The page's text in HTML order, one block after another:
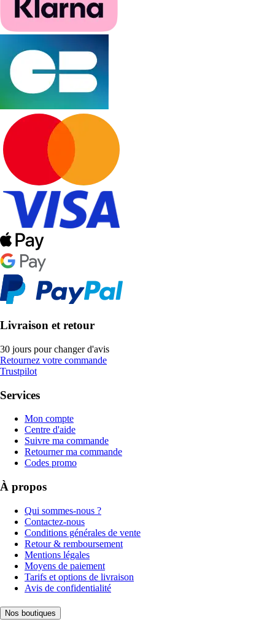
Livraison et retour
30 jours pour changer d'avis
Retournez votre commande
Trustpilot
Services
Mon compte
Centre d'aide
Suivre ma commande
Retourner ma commande
Codes promo
À propos
Qui sommes-nous ?
Contactez-nous
Conditions générales de vente
Retour & remboursement
Mentions légales
Moyens de paiement
Tarifs et options de livraison
Avis de confidentialité
Nos boutiques